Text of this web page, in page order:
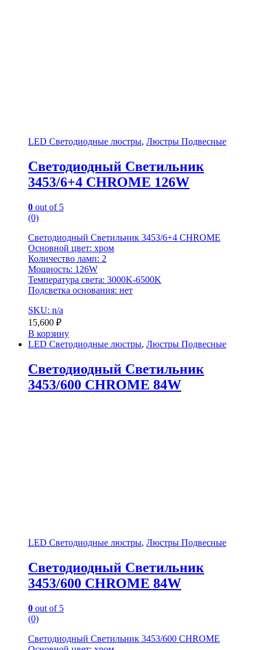
LED Светодиодные люстры, Люстры Подвесные
Светодиодный Светильник
3453/6+4 CHROME 126W
0 out of 5
(0)
Светодиодный Светильник 3453/6+4 CHROME
Основной цвет: хром
Количество ламп: 2
Мощность: 126W
Температура света: 3000K-6500K
Подсветка основания: нет
SKU: n/a
15,600 ₽
В корзину
LED Светодиодные люстры, Люстры Подвесные
Светодиодный Светильник
3453/600 CHROME 84W
LED Светодиодные люстры, Люстры Подвесные
Светодиодный Светильник
3453/600 CHROME 84W
0 out of 5
(0)
Светодиодный Светильник 3453/600 CHROME